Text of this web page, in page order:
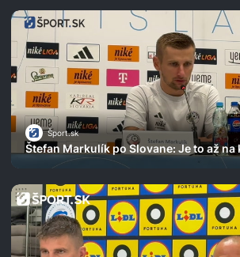
Šport.sk
Štefan Markulík po Slovane: Je to až